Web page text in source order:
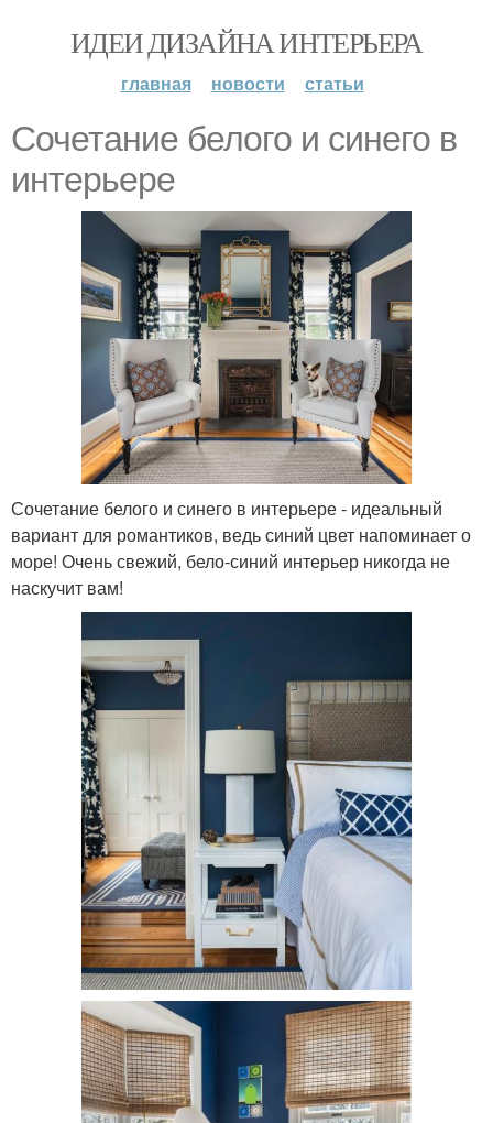
ИДЕИ ДИЗАЙНА ИНТЕРЬЕРА
главная новости статьи
Сочетание белого и синего в
интерьере
Сочетание белого и синего в интерьере - идеальный
вариант для романтиков, ведь синий цвет напоминает о
море! Очень свежий, бело-синий интерьер никогда не
наскучит вам!